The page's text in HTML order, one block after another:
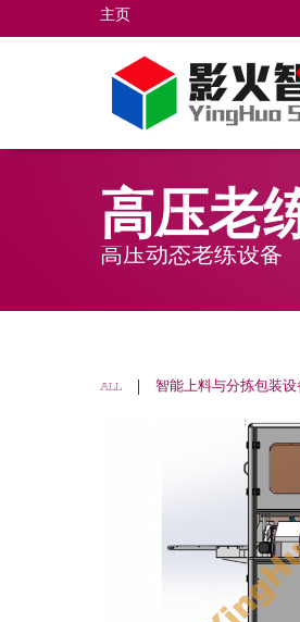
Go
main
navigation
主页
高压老
高压动态老练设备
ALL 智能上料与分拣包装设